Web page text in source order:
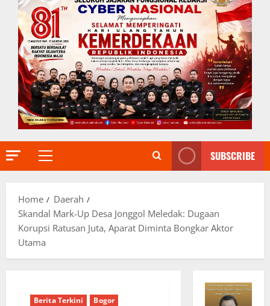
Primary
SUBSCRIBE
Home
Daerah
Skandal Mark-Up Desa Jonggol Meledak: Dugaan
Korupsi Ratusan Juta, Aparat Diminta Bongkar Aktor
Utama
Berita Terkini
Bogor